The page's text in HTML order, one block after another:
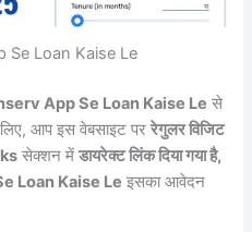
Se Loan Kaise Le
App Se Loan Kaise Le से
आप इस वेबसाइट पररेगुलर विजिट
सेक्शन मेंडायरेक्ट लिंक दिया गया है,
Loan Kaise Le इसका आवेदन